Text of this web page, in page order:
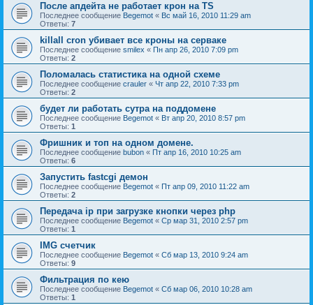
После апдейта не работает крон на TS
Последнее сообщение Begemot « Вс май 16, 2010 11:29 am
Ответы: 7
killall cron убивает все кроны на серваке
Последнее сообщение smilex « Пн апр 26, 2010 7:09 pm
Ответы: 2
Поломалась статистика на одной схеме
Последнее сообщение crauler « Чт апр 22, 2010 7:33 pm
Ответы: 2
будет ли работать сутра на поддомене
Последнее сообщение Begemot « Вт апр 20, 2010 8:57 pm
Ответы: 1
Фришник и топ на одном домене.
Последнее сообщение bubon « Пт апр 16, 2010 10:25 am
Ответы: 6
Запустить fastcgi демон
Последнее сообщение Begemot « Пт апр 09, 2010 11:22 am
Ответы: 2
Передача ip при загрузке кнопки через php
Последнее сообщение Begemot « Ср мар 31, 2010 2:57 pm
Ответы: 1
IMG счетчик
Последнее сообщение Begemot « Сб мар 13, 2010 9:24 am
Ответы: 9
Фильтрация по кею
Последнее сообщение Begemot « Сб мар 06, 2010 10:28 am
Ответы: 1